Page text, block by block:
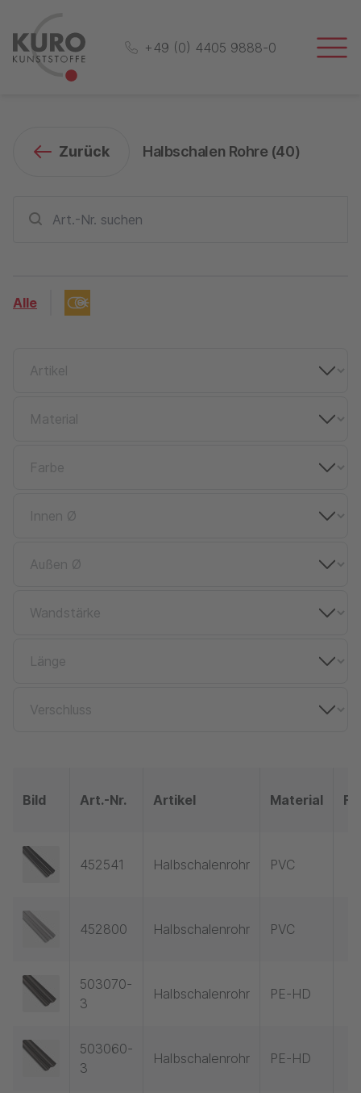
+49 (0) 4405 9888-0
Zurück Halbschalen Rohre (40)
Alle
Bild Art.-Nr. Artikel Material
452541 Halbschalenrohr PVC
452800 Halbschalenrohr PVC
503070-
3
Halbschalenrohr PE-HD
503060-
3
Halbschalenrohr PE-HD